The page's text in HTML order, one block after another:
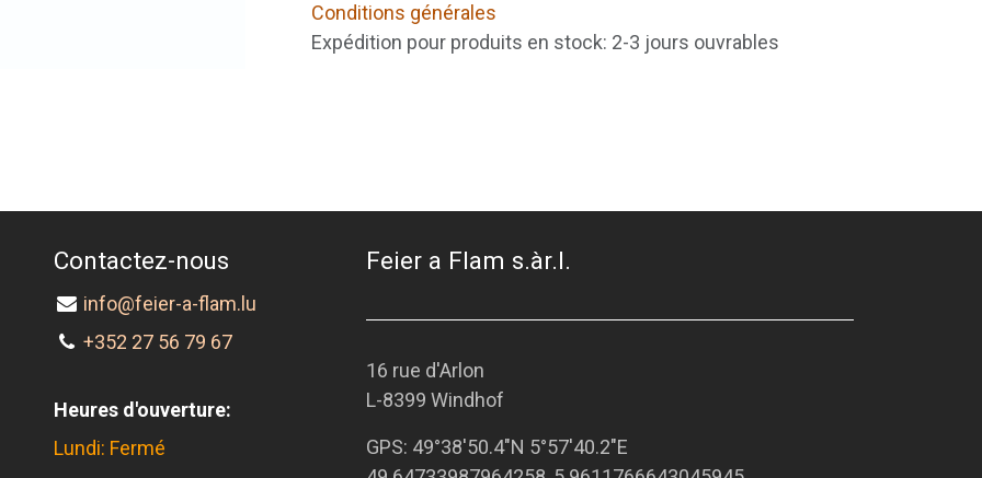
Conditions générales
Expédition pour produits en stock: 2-3 jours ouvrables
Contactez-nous
info@feier-a-flam.lu
+352 27 56 79 67
Heures d'ouverture:
Lundi: Fermé
Feier a Flam s.àr.l.
16 rue d'Arlon
L-8399 Windhof
GPS: 49°38'50.4"N 5°57'40.2"E